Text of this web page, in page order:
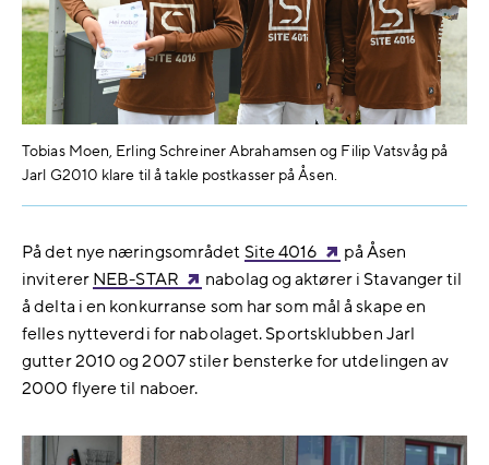
Tobias Moen, Erling Schreiner Abrahamsen og Filip Vatsvåg på
Jarl G2010 klare til å takle postkasser på Åsen.
På det nye næringsområdet Site 4016
på Åsen
inviterer NEB-STAR
nabolag og aktører i Stavanger til
å delta i en konkurranse som har som mål å skape en
felles nytteverdi for nabolaget. Sportsklubben Jarl
gutter 2010 og 2007 stiler bensterke for utdelingen av
2000 flyere til naboer.